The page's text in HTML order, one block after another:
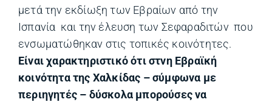
μετά την εκδίωξη των Εβραίων από την
Ισπανία και την έλευση των Σεφαραδιτών που
ενσωματώθηκαν στις τοπικές κοινότητες.
Είναι χαρακτηριστικό ότι στνη Εβραϊκή
κοινότητα της Χαλκίδας – σύμφωνα με
περιηγητές – δύσκολα μπορούσες να